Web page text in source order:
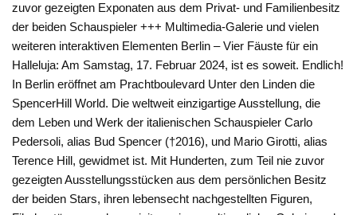
zuvor gezeigten Exponaten aus dem Privat- und Familienbesitz
der beiden Schauspieler +++ Multimedia-Galerie und vielen
weiteren interaktiven Elementen Berlin – Vier Fäuste für ein
Halleluja: Am Samstag, 17. Februar 2024, ist es soweit. Endlich!
In Berlin eröffnet am Prachtboulevard Unter den Linden die
SpencerHill World. Die weltweit einzigartige Ausstellung, die
dem Leben und Werk der italienischen Schauspieler Carlo
Pedersoli, alias Bud Spencer (†2016), und Mario Girotti, alias
Terence Hill, gewidmet ist. Mit Hunderten, zum Teil nie zuvor
gezeigten Ausstellungsstücken aus dem persönlichen Besitz
der beiden Stars, ihren lebensecht nachgestellten Figuren,